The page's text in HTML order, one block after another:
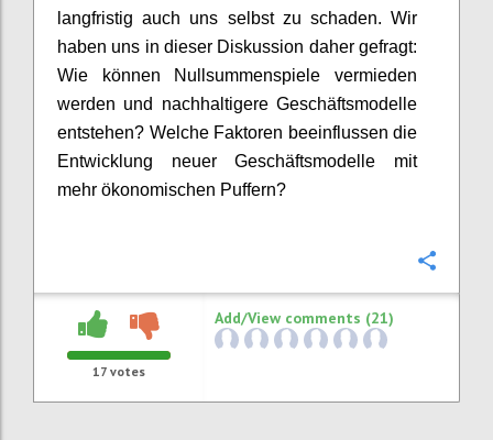
langfristigauch uns selbst zu schaden.Wir
haben uns in dieser Diskussion daher gefragt:
Wie können Nullsummenspiele vermieden
werden und nachhaltigere Geschäftsmodelle
entstehen? Welche Faktoren beeinflussen die
Entwicklung neuer Geschäftsmodelle mit
mehr ökonomischen Puffern?
17 votes
Add/View comments (21)